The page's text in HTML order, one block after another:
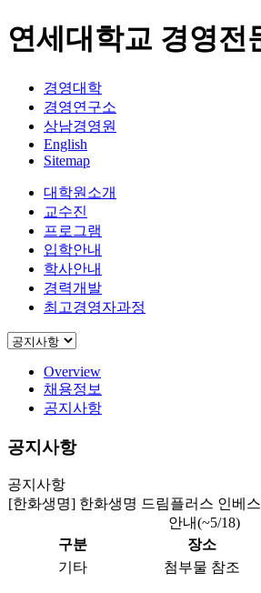
연세대학교 경영전
경영대학
경영연구소
상남경영원
English
Sitemap
대학원소개
교수진
프로그램
입학안내
학사안내
경력개발
최고경영자과정
Overview
채용정보
공지사항
공지사항
공지사항
[한화생명] 한화생명 드림플러스 인베
안내(~5/18)
구분
장소
기타
첨부물 참조